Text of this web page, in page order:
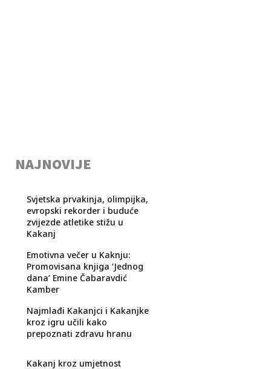
NAJNOVIJE
Svjetska prvakinja, olimpijka,
evropski rekorder i buduće
zvijezde atletike stižu u
Kakanj
Emotivna večer u Kaknju:
Promovisana knjiga ‘Jednog
dana’ Emine Čabaravdić
Kamber
Najmlađi Kakanjci i Kakanjke
kroz igru učili kako
prepoznati zdravu hranu
Kakanj kroz umjetnost